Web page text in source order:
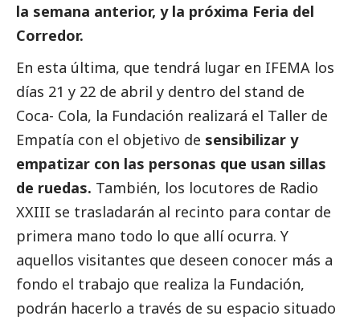
la semana anterior, y la próxima Feria del
Corredor.
En esta última, que tendrá lugar en IFEMA los
días 21 y 22 de abril y dentro del stand de
Coca- Cola, la Fundación realizará el Taller de
Empatía con el objetivo de sensibilizar y
empatizar con las personas que usan sillas
de ruedas. También, los locutores de Radio
XXIII se trasladarán al recinto para contar de
primera mano todo lo que allí ocurra. Y
aquellos visitantes que deseen conocer más a
fondo el trabajo que realiza la Fundación,
podrán hacerlo a través de su espacio situado